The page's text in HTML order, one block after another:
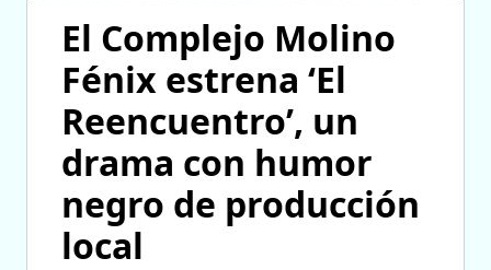
El Complejo Molino
Fénix estrena ‘El
Reencuentro’, un
drama con humor
negro de producción
local